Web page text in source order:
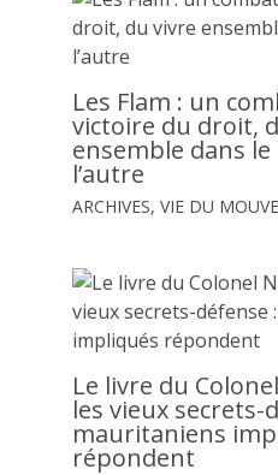
Les Flam : un
victoire du droit,
ensemble dans
l’autre
ARCHIVES, VIE DU
Le livre du
les vieux secrets-
mauritaniens
répondent